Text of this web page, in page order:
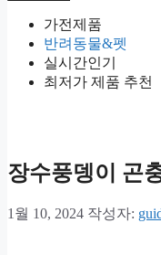
가전제품
반려동물&펫
실시간인기
최저가 제품 추천
장수풍뎅이 곤
1월 10, 2024 작성자: